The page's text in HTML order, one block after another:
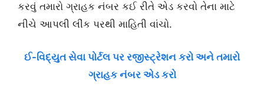
કરવું તમારો ગ્રાહક નંબર કઈ રીતે એડ કરવો તેના માટે
નીચે આપલી લીંક પરથી માહિતી વાંચો.
ઈ-વિદ્યુત સેવા પોર્ટલ પર રજીસ્ટ્રેશન કરો અને તમારો
ગ્રાહક નંબર એડ કરો